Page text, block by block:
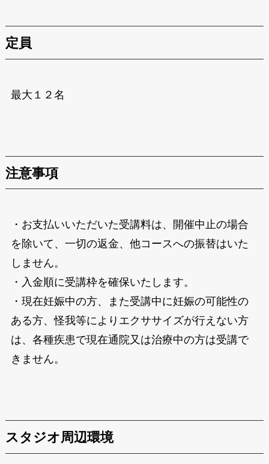
定員
最大１２名
注意事項
・お支払いいただいた受講料は、開催中止の場合
を除いて、一切の返金、他コースへの振替はいた
しません。
・入金順に受講枠を確保いたします。
・現在妊娠中の方、また受講中に妊娠の可能性の
ある方、怪我等によりエクササイズが行えない方
は、各種疾患で現在通院又は治療中の方は受講で
きません。
スタジオ周辺環境